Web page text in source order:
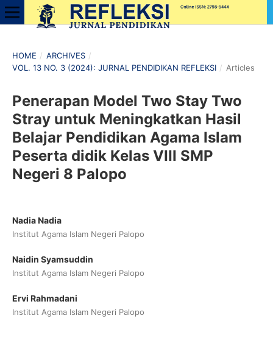
HOME / ARCHIVES /
VOL. 13 NO. 3 (2024): JURNAL PENDIDIKAN REFLEKSI / Articles
Penerapan Model Two Stay Two
Stray untuk Meningkatkan Hasil
Belajar Pendidikan Agama Islam
Peserta didik Kelas VIII SMP
Negeri 8 Palopo
Nadia Nadia
Institut Agama Islam Negeri Palopo
Naidin Syamsuddin
Institut Agama Islam Negeri Palopo
Ervi Rahmadani
Institut Agama Islam Negeri Palopo